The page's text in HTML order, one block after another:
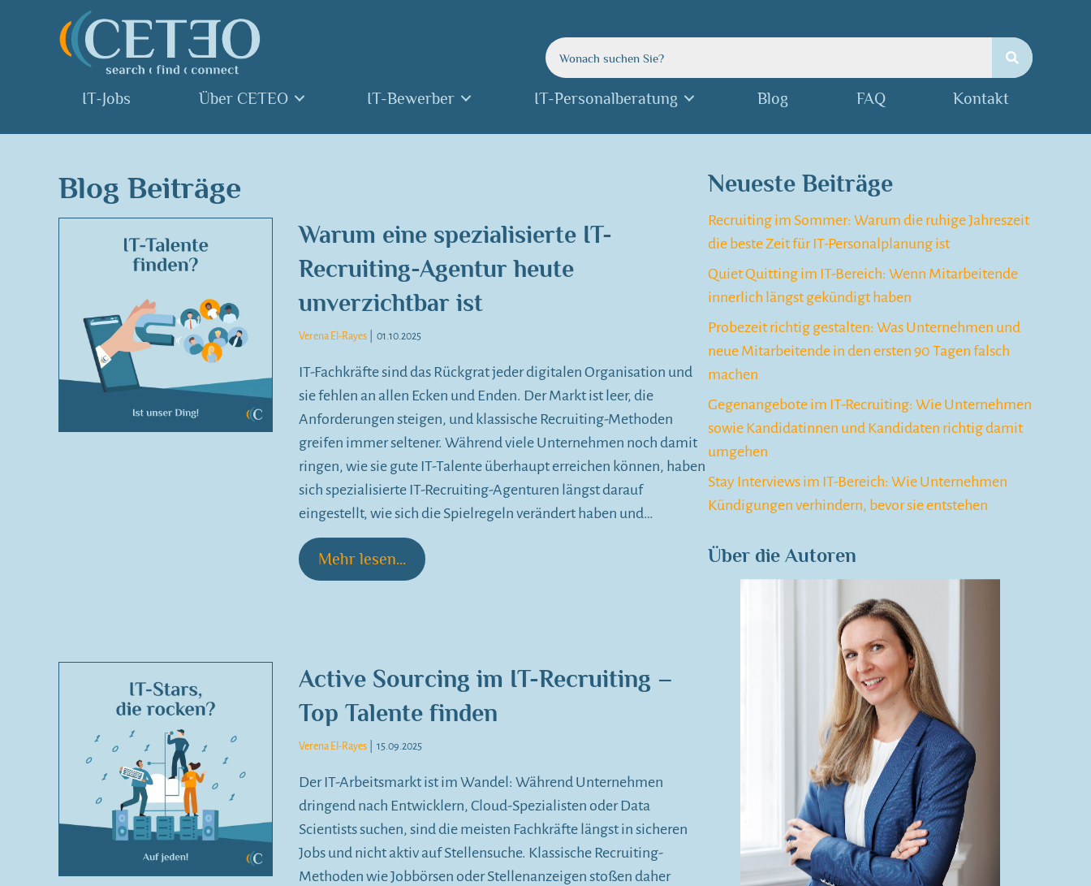
IT-Jobs Über CETEO IT-Bewerber IT-Personalberatung Blog FAQ Kontakt
Blog Beiträge
Warum eine spezialisierte IT-
Recruiting-Agentur heute
unverzichtbar ist
Verena El-Rayes 01.10.2025
IT-Fachkräfte sind das Rückgrat jeder digitalen Organisation und
sie fehlen an allen Ecken und Enden. Der Markt ist leer, die
Anforderungen steigen, und klassische Recruiting-Methoden
greifen immer seltener. Während viele Unternehmen noch damit
ringen, wie sie gute IT-Talente überhaupt erreichen können, haben
sich spezialisierte IT-Recruiting-Agenturen längst darauf
eingestellt, wie sich die Spielregeln verändert haben und…
Mehr lesen...
Active Sourcing im IT-Recruiting –
Top Talente finden
Verena El-Rayes 15.09.2025
Der IT-Arbeitsmarkt ist im Wandel: Während Unternehmen
dringend nach Entwicklern, Cloud-Spezialisten oder Data
Scientists suchen, sind die meisten Fachkräfte längst in sicheren
Jobs und nicht aktiv auf Stellensuche. Klassische Recruiting-
Methoden wie Jobbörsen oder Stellenanzeigen stoßen daher
Neueste Beiträge
Recruiting im Sommer: Warum die ruhige Jahreszeit
die beste Zeit für IT-Personalplanung ist
Quiet Quitting im IT-Bereich: Wenn Mitarbeitende
innerlich längst gekündigt haben
Probezeit richtig gestalten: Was Unternehmen und
neue Mitarbeitende in den ersten 90 Tagen falsch
machen
Gegenangebote im IT-Recruiting: Wie Unternehmen
sowie Kandidatinnen und Kandidaten richtig damit
umgehen
Stay Interviews im IT-Bereich: Wie Unternehmen
Kündigungen verhindern, bevor sie entstehen
Über die Autoren